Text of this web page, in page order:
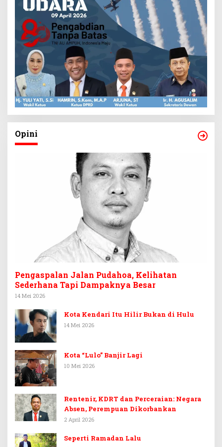
Opini
Pengaspalan Jalan Pudahoa, Kelihatan
Sederhana Tapi Dampaknya Besar
14 Mei 2026
Kota Kendari Itu Hilir Bukan di Hulu
14 Mei 2026
Kota “Lulo” Banjir Lagi
10 Mei 2026
Rentenir, KDRT dan Perceraian: Negara
Absen, Perempuan Dikorbankan
2 April 2026
Seperti Ramadan Lalu